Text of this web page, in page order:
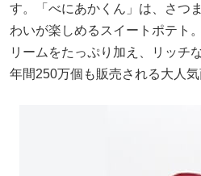
す。「べにあかくん」は、さつ
わいが楽しめるスイートポテト
リームをたっぷり加え、リッチ
年間250万個も販売される大人気